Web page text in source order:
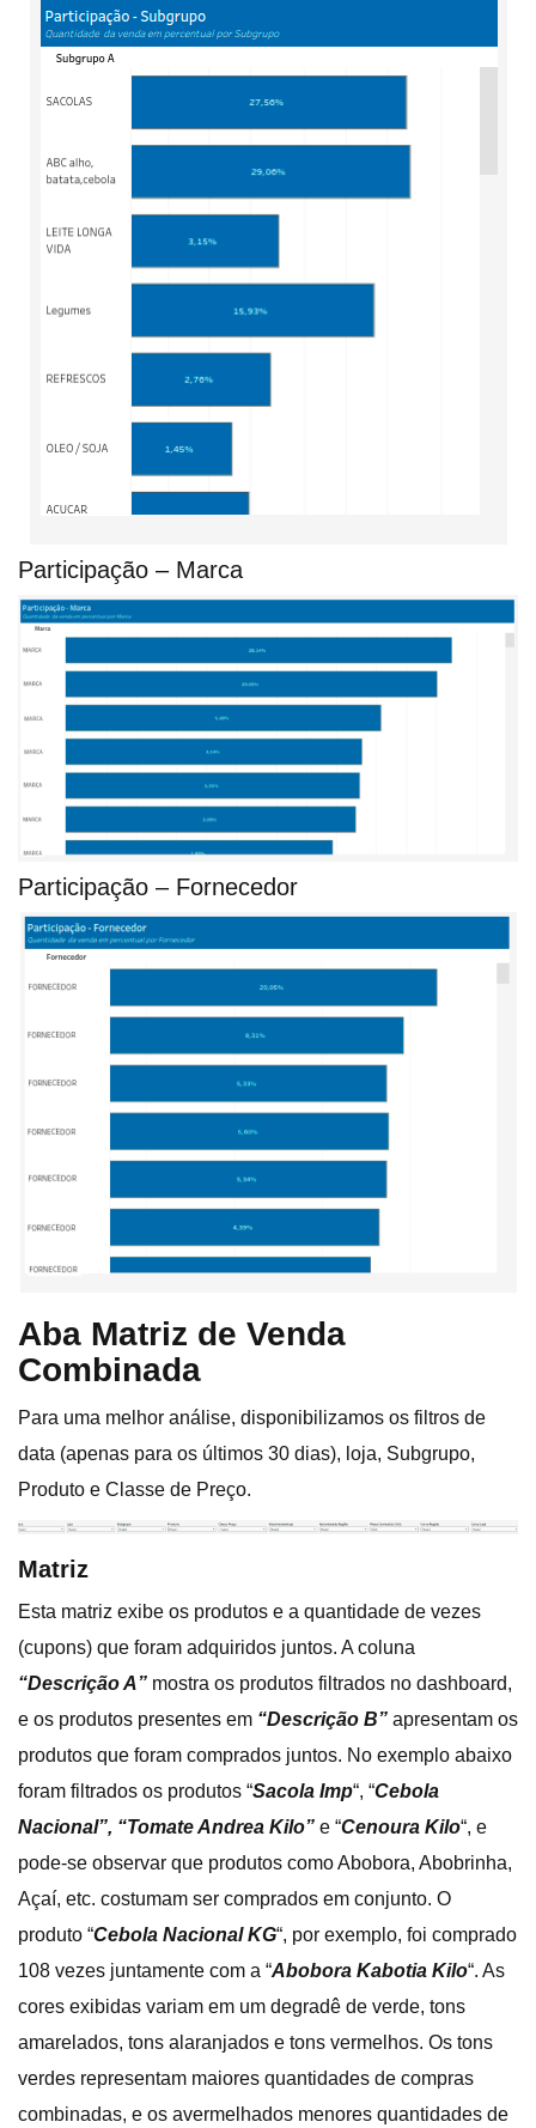
Participação – Marca
Participação – Fornecedor
Aba Matriz de Venda
Combinada
Para uma melhor análise, disponibilizamos os filtros de
data (apenas para os últimos 30 dias), loja, Subgrupo,
Produto e Classe de Preço.
Matriz
Esta matriz exibe os produtos e a quantidade de vezes
(cupons) que foram adquiridos juntos. A coluna
“Descrição A” mostra os produtos filtrados no dashboard,
e os produtos presentes em “Descrição B” apresentam os
produtos que foram comprados juntos. No exemplo abaixo
foram filtrados os produtos “Sacola Imp“, “Cebola
Nacional”, “Tomate Andrea Kilo” e “Cenoura Kilo“, e
pode-se observar que produtos como Abobora, Abobrinha,
Açaí, etc. costumam ser comprados em conjunto. O
produto “Cebola Nacional KG“, por exemplo, foi comprado
108 vezes juntamente com a “Abobora Kabotia Kilo“. As
cores exibidas variam em um degradê de verde, tons
amarelados, tons alaranjados e tons vermelhos. Os tons
verdes representam maiores quantidades de compras
combinadas, e os avermelhados menores quantidades de